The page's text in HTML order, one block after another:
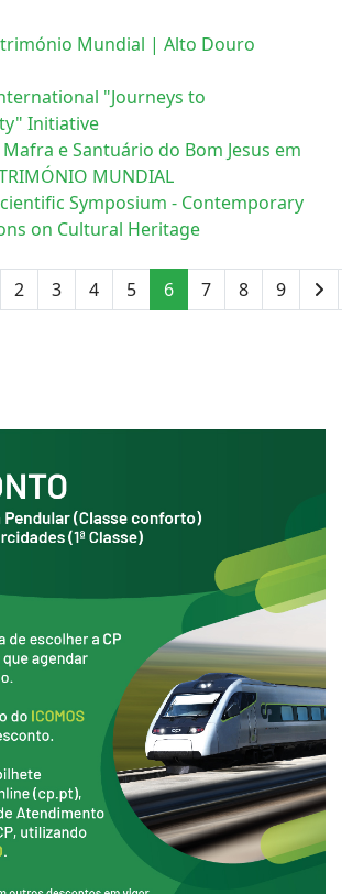
Mundial | Alto Douro
"Journeys to
Initiative
e Santuário do Bom Jesus em
MUNDIAL
Symposium - Contemporary
on Cultural Heritage
2 3 4 5 6 7 8 9